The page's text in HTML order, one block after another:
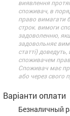
виявлення
споживач, в
право вимагати
строк. вимоги
задоволенню,
задовольняє
статті)
споживачем
Споживач має
або через свого
Варіанти оплати
Безналичный